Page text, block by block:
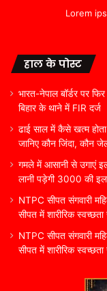
Lorem
हाल के पोस्ट
भारत-नेपाल बॉर्डर पर
बिहार के थाने में FIR दर्ज
ढाई साल में कैसे खत्म
जानिए कौन जिंदा, कौन
गमले में आसानी से उगाएं
लानी पड़ेगी 3000 की
NTPC सीपत संगवारी
सीपत में शारीरिक
NTPC सीपत संगवारी
सीपत में शारीरिक